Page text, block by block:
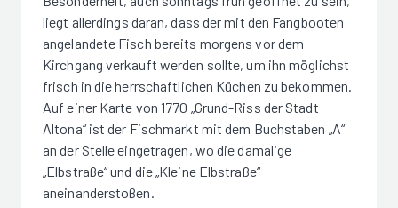
liegt allerdings daran, dass der mit den Fangbooten
angelandete Fisch bereits morgens vor dem
Kirchgang verkauft werden sollte, um ihn möglichst
frisch in die herrschaftlichen Küchen zu bekommen.
Auf einer Karte von 1770 „Grund-Riss der Stadt
Altona“ ist der Fischmarkt mit dem Buchstaben „A“
an der Stelle eingetragen, wo die damalige
„Elbstraße“ und die „Kleine Elbstraße“
aneinanderstoßen.